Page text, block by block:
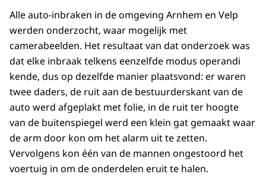
Alle auto-inbraken in de omgeving Arnhem en Velp
werden onderzocht, waar mogelijk met
camerabeelden. Het resultaat van dat onderzoek was
dat elke inbraak telkens eenzelfde modus operandi
kende, dus op dezelfde manier plaatsvond: er waren
twee daders, de ruit aan de bestuurderskant van de
auto werd afgeplakt met folie, in de ruit ter hoogte
van de buitenspiegel werd een klein gat gemaakt waar
de arm door kon om het alarm uit te zetten.
Vervolgens kon één van de mannen ongestoord het
voertuig in om de onderdelen eruit te halen.